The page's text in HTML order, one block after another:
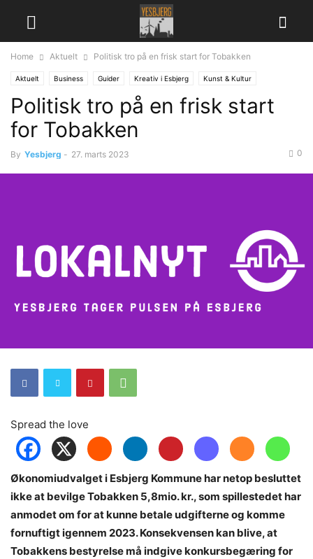
Home Aktuelt Politisk tro på en frisk start for Tobakken
Aktuelt Business Guider Kreativ i Esbjerg Kunst & Kultur
Lokalpolitik
Politisk tro på en frisk start
for Tobakken
By Yesbjerg - 27. marts 2023 0
Spread the love
Økonomiudvalget i Esbjerg Kommune har netop besluttet
ikke at bevilge Tobakken 5,8mio. kr., som spillestedet har
anmodet om for at kunne betale udgifterne og komme
fornuftigt igennem 2023. Konsekvensen kan blive, at
Tobakkens bestyrelse må indgive konkursbegæring for